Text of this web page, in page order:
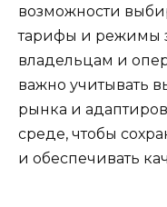
возможности
тарифы и режимы
владельцам и
важно учитывать
рынка и
среде, чтобы
и обеспечивать